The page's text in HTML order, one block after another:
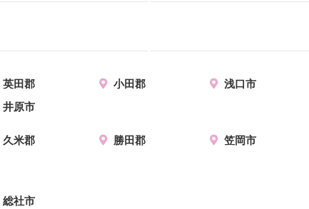
英田郡 小田郡
浅口市
井原市
久米郡 勝田郡
笠岡市
総社市